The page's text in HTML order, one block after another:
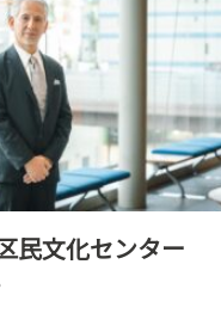
民文化センター